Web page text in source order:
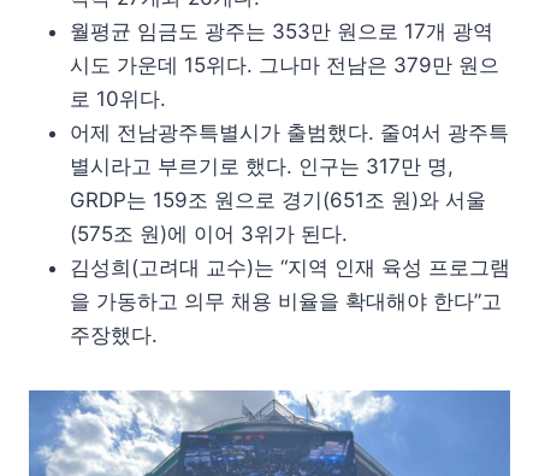
월평균 임금도 광주는 353만 원으로 17개 광역
시도 가운데 15위다. 그나마 전남은 379만 원으
로 10위다.
어제 전남광주특별시가 출범했다. 줄여서 광주특
별시라고 부르기로 했다. 인구는 317만 명,
GRDP는 159조 원으로 경기(651조 원)와 서울
(575조 원)에 이어 3위가 된다.
김성희(고려대 교수)는 “지역 인재 육성 프로그램
을 가동하고 의무 채용 비율을 확대해야 한다”고
주장했다.